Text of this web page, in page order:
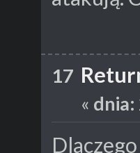
17
« dnia: